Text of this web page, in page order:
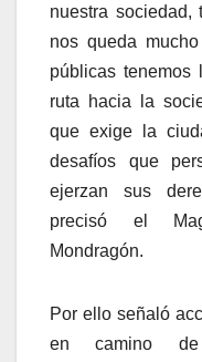
nuestra
nos queda
públicas
ruta hacia la
que exige la
desafíos que
ejerzan sus
precisó el
Mondragón.
Por ello señaló
en camino de